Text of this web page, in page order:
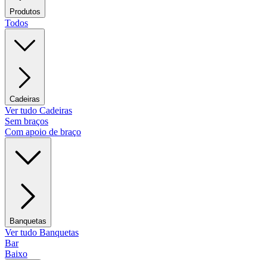
Produtos
Todos
Cadeiras
Ver tudo Cadeiras
Sem braços
Com apoio de braço
Banquetas
Ver tudo Banquetas
Bar
Baixo